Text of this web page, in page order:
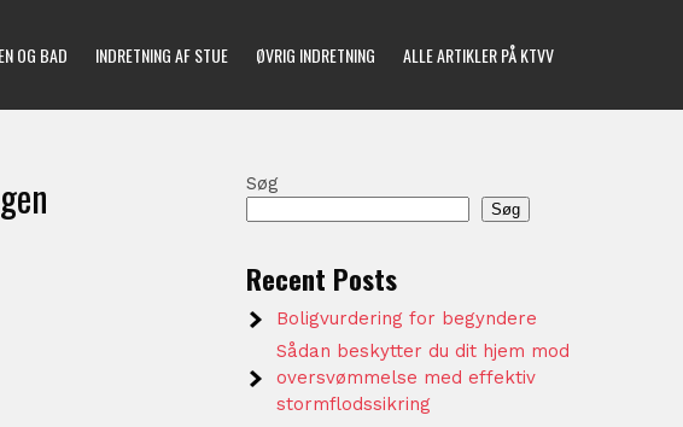
OG BAD INDRETNING AF STUE ØVRIG INDRETNING ALLE ARTIKLER PÅ KTVV
Søg
Søg
Recent Posts
Boligvurdering for begyndere
Sådan beskytter du dit hjem mod
oversvømmelse med effektiv
stormflodssikring